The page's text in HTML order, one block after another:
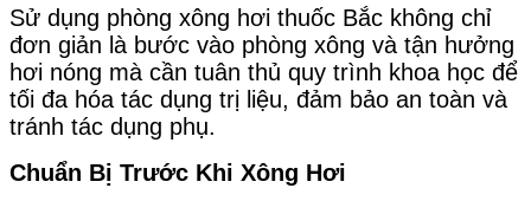
Sử dụng phòng xông hơi thuốc Bắc không chỉ
đơn giản là bước vào phòng xông và tận hưởng
hơi nóng mà cần tuân thủ quy trình khoa học để
tối đa hóa tác dụng trị liệu, đảm bảo an toàn và
tránh tác dụng phụ.
Chuẩn Bị Trước Khi Xông Hơi